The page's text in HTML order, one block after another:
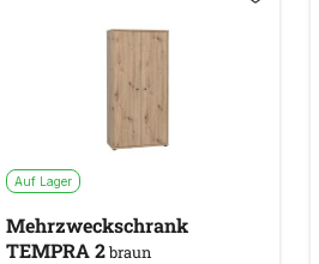
Auf Lager
Mehrzweckschrank
TEMPRA 2braun